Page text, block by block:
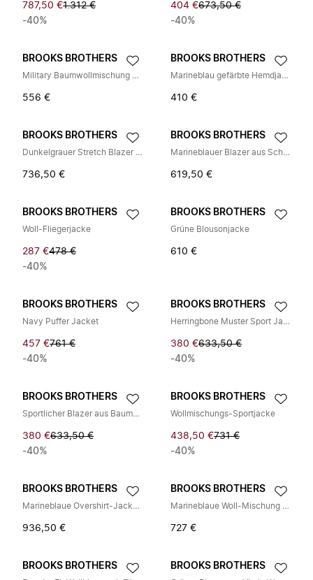
787,50 €1.312 €
-40%
404 €673,50 €
-40%
BROOKS BROTHERS
Military Baumwollmischung Feldjacke
556 €
BROOKS BROTHERS
Marineblau gefärbte Hemdjacke
410 €
BROOKS BROTHERS
Dunkelgrauer Stretch Blazer aus Schurwolle
736,50 €
BROOKS BROTHERS
Marineblauer Blazer aus Schurwolle und Leinen
619,50 €
BROOKS BROTHERS
Woll-Fliegerjacke
287 €478 €
-40%
BROOKS BROTHERS
Grüne Blousonjacke
610 €
BROOKS BROTHERS
Navy Puffer Jacket
457 €761 €
-40%
BROOKS BROTHERS
Herringbone Muster Sport Jackett
380 €633,50 €
-40%
BROOKS BROTHERS
Sportlicher Blazer aus Baumwoll- und Schurwollmischung
380 €633,50 €
-40%
BROOKS BROTHERS
Wollmischungs-Sportjacke
438,50 €731 €
-40%
BROOKS BROTHERS
Marineblaue Overshirt-Jacke aus Schurwolle
936,50 €
BROOKS BROTHERS
Marineblaue Woll-Mischung Overshirt Jacke
727 €
BROOKS BROTHERS BROOKS BROTHERS